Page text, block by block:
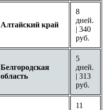
Алтайский край
8
дней.
| 340
руб.
Белгородская
область
5
дней.
| 313
руб.
11